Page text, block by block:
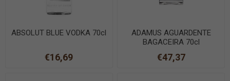
ABSOLUT BLUE VODKA 70cl
€16,69
ADAMUS AGUARDENTE
BAGACEIRA 70cl
€47,37